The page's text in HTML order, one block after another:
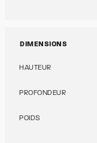
DIMENSIONS
HAUTEUR
PROFONDEUR
POIDS